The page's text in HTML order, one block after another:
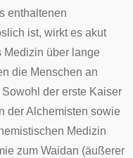
enthaltenen
ist, wirkt es akut
Medizin über lange
die Menschen an
der erste Kaiser
der Alchemisten sowie
Medizin
zum Waidan (äußerer